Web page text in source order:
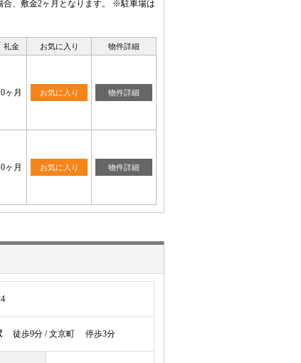
、敷金2ヶ月となります。 ※駐車場は
礼金 お気に入り 物件詳細
0ヶ月 お気に入り 物件詳細
0ヶ月 お気に入り 物件詳細
徒歩9分 / 文京町 停歩3分